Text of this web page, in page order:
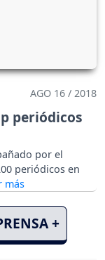
AGO 16 / 2018
periódicos
por el
periódicos en
+